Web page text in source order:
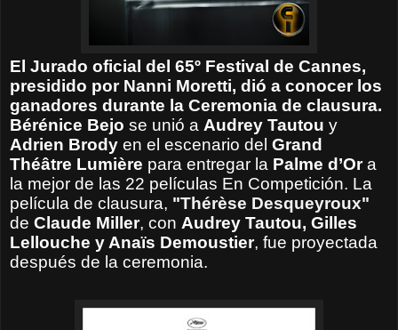
El Jurado oficial del 65º Festival de Cannes,
presidido por Nanni Moretti, dió a conocer los
ganadores durante la Ceremonia de clausura.
Bérénice Bejo se unió a Audrey Tautou y
Adrien Brody en el escenario del Grand
Théâtre Lumière para entregar la Palme d’Ora
la mejor de las 22 películas En Competición. La
película de clausura, "Thérèse Desqueyroux"
de Claude Miller, con Audrey Tautou, Gilles
Lellouche y Anaïs Demoustier, fue proyectada
después de la ceremonia.